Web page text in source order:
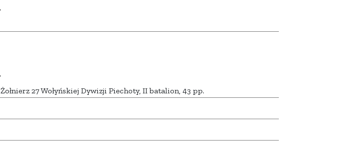
Żołnierz 27 Wołyńskiej Dywizji Piechoty, II batalion, 43 pp.